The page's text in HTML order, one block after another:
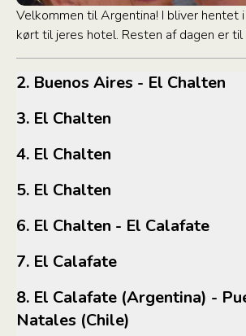
Velkommen til Argentina! I bliver hentet
kørt til jeres hotel. Resten af dagen er til
2. Buenos Aires - El Chalten
3. El Chalten
4. El Chalten
5. El Chalten
6. El Chalten - El Calafate
7. El Calafate
8. El Calafate (Argentina) - Puerto
Natales (Chile)